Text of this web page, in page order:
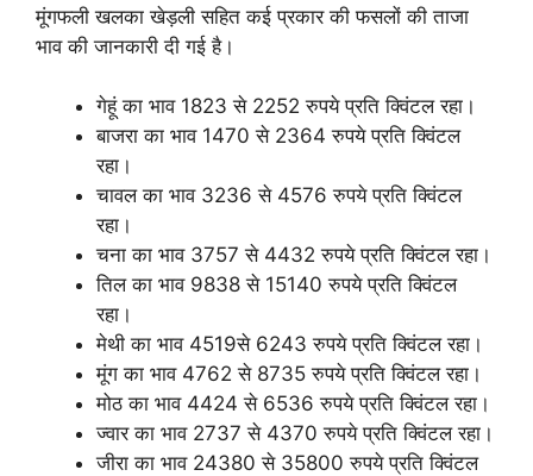
मूंगफली खलका खेड़ली सहित कई प्रकार की फसलों की ताजा
भाव की जानकारी दी गई है।
गेहूं का भाव 1823 से 2252 रुपये प्रति क्विंटल रहा।
बाजरा का भाव 1470 से 2364 रुपये प्रति क्विंटल
रहा।
चावल का भाव 3236 से 4576 रुपये प्रति क्विंटल
रहा।
चना का भाव 3757 से 4432 रुपये प्रति क्विंटल रहा।
तिल का भाव 9838 से 15140 रुपये प्रति क्विंटल
रहा।
मेथी का भाव 4519से 6243 रुपये प्रति क्विंटल रहा।
मूंग का भाव 4762 से 8735 रुपये प्रति क्विंटल रहा।
मोठ का भाव 4424 से 6536 रुपये प्रति क्विंटल रहा।
ज्वार का भाव 2737 से 4370 रुपये प्रति क्विंटल रहा।
जीरा का भाव 24380 से 35800 रुपये प्रति क्विंटल